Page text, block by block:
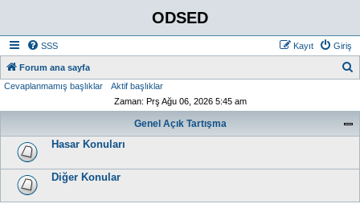
ODSED
SSS Giriş
Kayıt
Forum ana sayfa
Cevaplanmamış başlıklar
Aktif başlıklar
Zaman: Prş Ağu 06, 2026 5:45 am
Genel Açık Tartışma
Hasar Konuları
Diğer Konular